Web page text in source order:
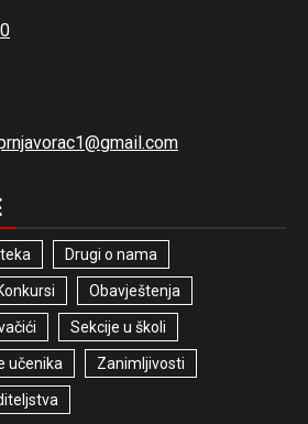
Drugi o nama
Obavještenja
Sekcije u školi
učenika Zanimljivosti